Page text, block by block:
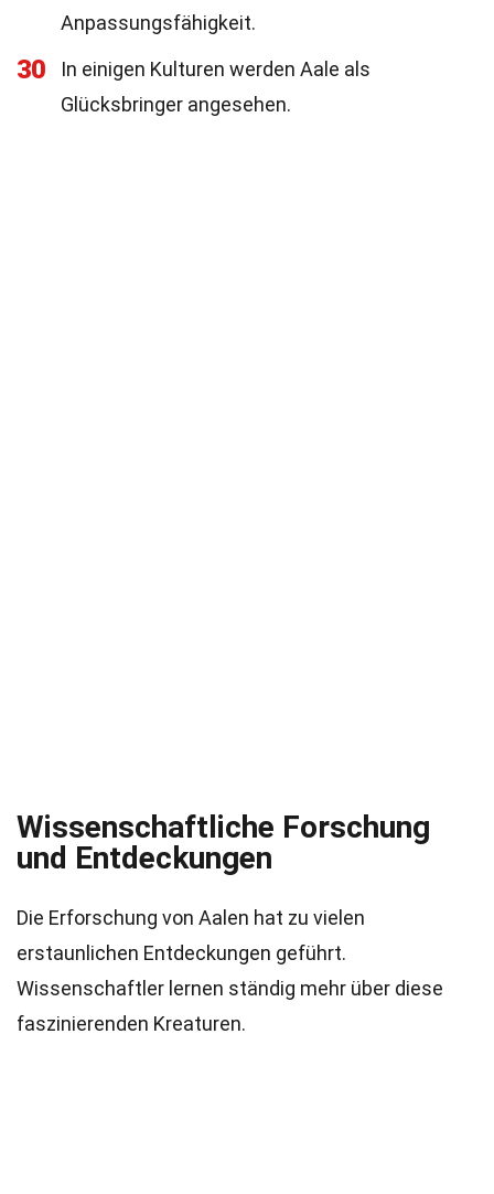
Anpassungsfähigkeit.
30
In einigen Kulturen werden Aale als
Glücksbringer angesehen.
Wissenschaftliche Forschung
und Entdeckungen
Die Erforschung von Aalen hat zu vielen
erstaunlichen Entdeckungen geführt.
Wissenschaftler lernen ständig mehr über diese
faszinierenden Kreaturen.